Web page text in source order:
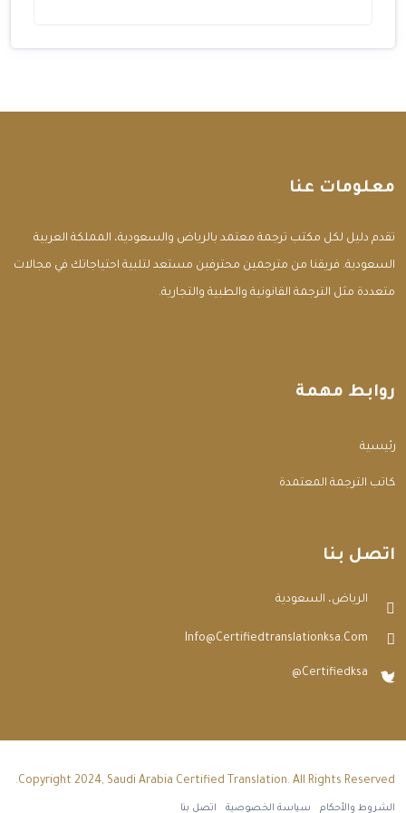
معلومات عنا
تقدم دليل لكل مكتب ترجمة معتمد بالرياض والسعودية، المملكة العربية
السعودية. فريقنا من مترجمين محترفين مستعد لتلبية احتياجاتك في مجالات
متعددة مثل الترجمة القانونية والطبية والتجارية.
روابط مهمة
الرئيسية
مكاتب الترجمة المعتمدة
اتصل بنا
الرياض، السعودية
Info@certifiedtranslationksa.com
@certifiedksa
Copyright 2024, Saudi Arabia Certified Translation. All Rights Reserved.
الشروط والأحكام سياسة الخصوصية اتصل بنا